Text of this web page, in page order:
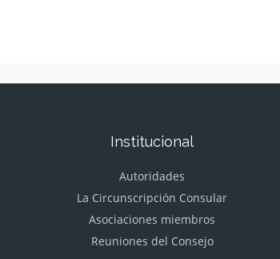
Institucional
Autoridades
La Circunscripción Consular
Asociaciones miembros
Reuniones del Consejo